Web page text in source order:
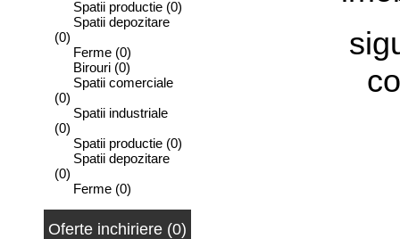
Spatii productie (0)
Spatii depozitare
(0)
Ferme (0)
Birouri (0)
Spatii comerciale
(0)
Spatii industriale
(0)
Spatii productie (0)
Spatii depozitare
(0)
Ferme (0)
Oferte inchiriere (0)